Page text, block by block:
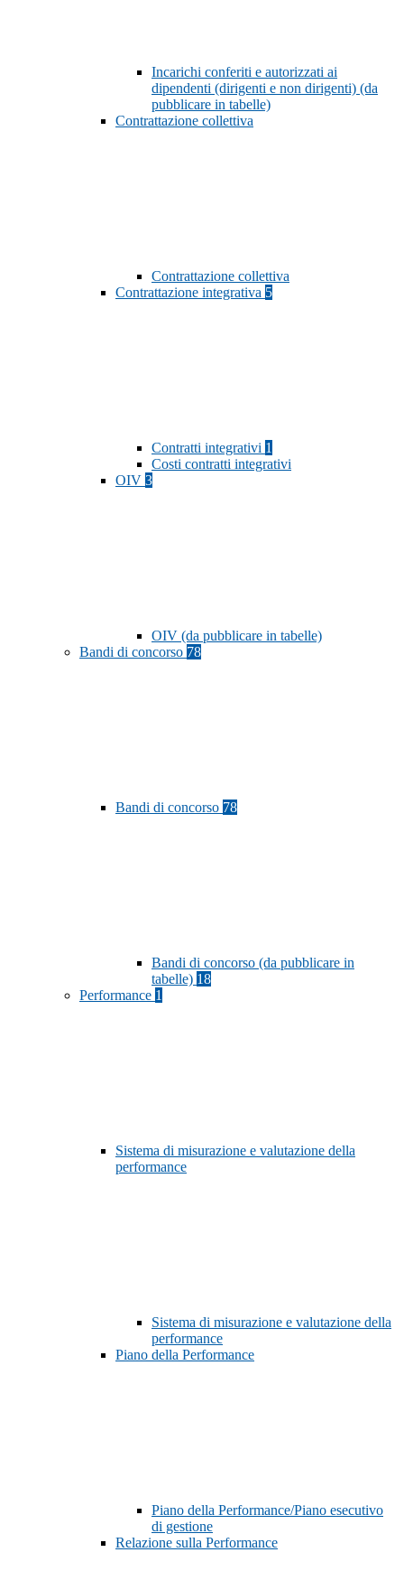
Incarichi conferiti e autorizzati ai
dipendenti (dirigenti e non dirigenti) (da
pubblicare in tabelle)
Contrattazione collettiva
Contrattazione collettiva
Contrattazione integrativa 5
Contratti integrativi 1
Costi contratti integrativi
OIV 3
OIV (da pubblicare in tabelle)
Bandi di concorso 78
Bandi di concorso 78
Bandi di concorso (da pubblicare in
tabelle) 18
Performance 1
Sistema di misurazione e valutazione della
performance
Sistema di misurazione e valutazione della
performance
Piano della Performance
Piano della Performance/Piano esecutivo
di gestione
Relazione sulla Performance